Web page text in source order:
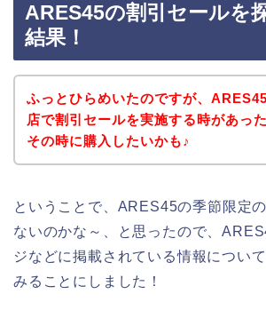
ARES45の割引セールを
結果！
ふっとひらめいたのですが、
店で割引セールを実施する時があった
その時に購入したいかも♪
ということで、ARES45の季節限定
ないのかな～、と思ったので、
ジなどに掲載されている情報につい
みることにしました！